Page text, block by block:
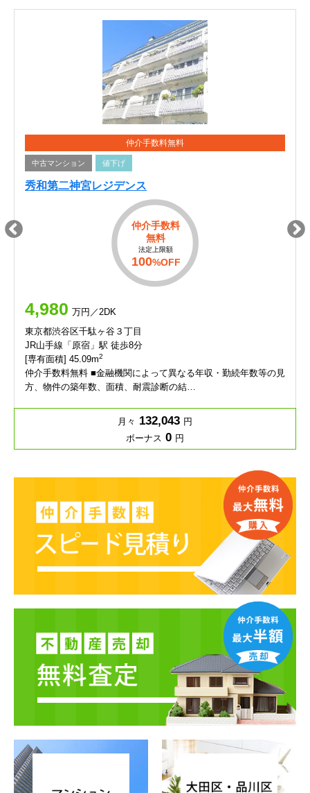
仲介手数料無料
中古マンション 値下げ
秀和第二神宮レジデンス
仲介手数料
無料
法定上限額
100%OFF
4,980 万円／2DK
東京都渋谷区千駄ヶ谷３丁目
JR山手線「原宿」駅 徒歩8分
[専有面積] 45.09m2
仲介手数料無料 ■金融機関によって異なる年収・勤続年数等の見
方、物件の築年数、面積、耐震診断の結…
月々 132,043 円
ボーナス 0 円